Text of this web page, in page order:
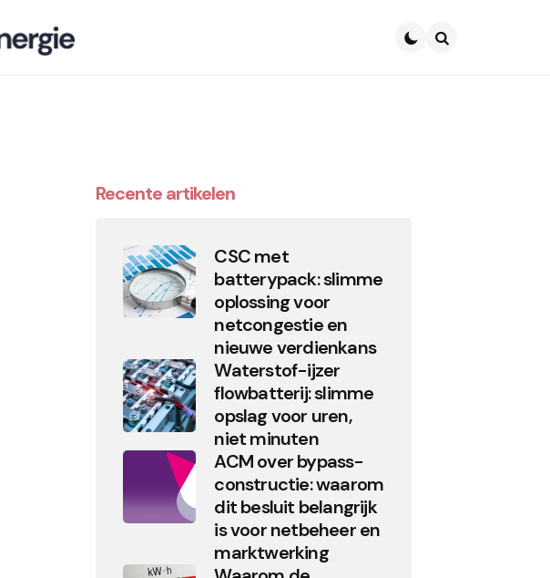
Recente artikelen
CSC met
batterypack: slimme
oplossing voor
netcongestie en
nieuwe verdienkans
Waterstof-ijzer
flowbatterij: slimme
opslag voor uren,
niet minuten
ACM over bypass-
constructie: waarom
dit besluit belangrijk
is voor netbeheer en
marktwerking